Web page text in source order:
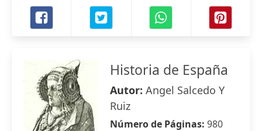
Historia de España
Autor: Angel Salcedo Y
Ruiz
Número de Páginas: 980